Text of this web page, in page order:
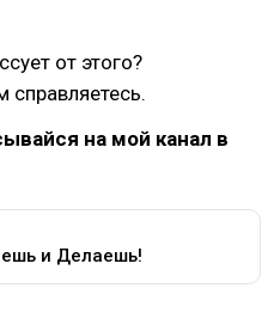
от этого?
справляетесь.
на мой канал в
и Делаешь!